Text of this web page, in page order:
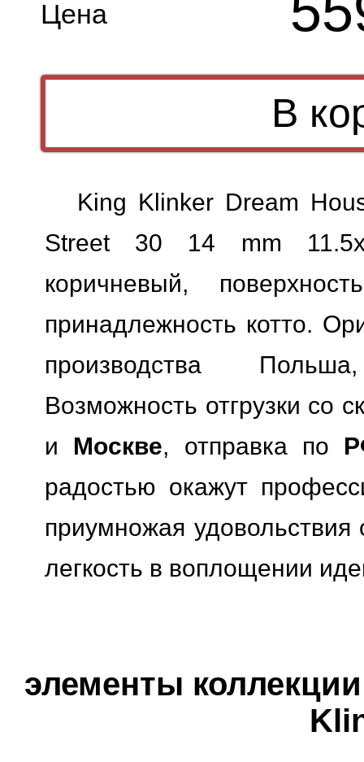
Цена
King Klinker Dream
Street 30 14 mm
коричневый,
принадлежность котто.
производства
Возможность отгрузки со
и Москве, отправка по
радостью окажут
приумножая
легкость в воплощении
элементы